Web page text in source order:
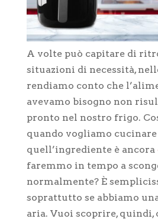
A volte può capitare di
situazioni di necessità,
rendiamo conto che
avevamo bisogno non
pronto nel nostro frigo.
quando vogliamo cucinare
quell’ingrediente è ancora
faremmo in tempo a
normalmente? È
soprattutto se abbiamo
aria. Vuoi scoprire, quindi,